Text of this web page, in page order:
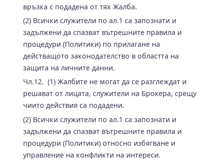
връзка с подадена от тях Жалба.
(2) Всички служители по ал.1 са запознати и
задължени да спазват вътрешните правила и
процедури (Политики) по прилагане на
действащото законодателство в областта на
защита на личните данни.
Чл.12. (1) Жалбите не могат да се разглеждат и
решават от лицата, служители на Брокера, срещу
чиито действия са подадени.
(2) Всички служители по ал.1 са запознати и
задължени да спазват вътрешните правила и
процедури (Политики) относно избягване и
управление на конфликти на интереси.